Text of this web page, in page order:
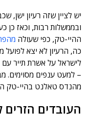
יש לציין שזה רעיון ישן,
ובממשלות רבות, וכאז כן
ההיי-טק, כפי שעולה
כה, הרעיון לא יצא לפועל
לישראל על אשרת תייר עם
– למעט ענפים מסוימים.
מהנדס טאלנט בהיי-טק
העובדים הזרים